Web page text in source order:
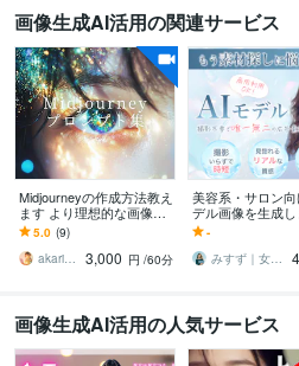
画像生成AI活用の関連サービス
Midjourneyの作成方法教え
ます より理想的な画像生
成のためのプロンプト集
5.0 (9)
akari＠AIクリエーター
3,000 円 /60分
美容系・サロン
デル画像を生成し
影不要！商用利用
デル素材｜広告・
Sに最適
-
みすず｜女性集客に強いLPデザイナー
画像生成AI活用の人気サービス